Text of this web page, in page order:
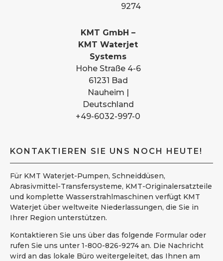
9274
KMT GmbH –
KMT Waterjet
Systems
Hohe Straße 4-6
61231 Bad
Nauheim |
Deutschland
+49-6032-997-0
KONTAKTIEREN SIE UNS NOCH HEUTE!
Für KMT Waterjet-Pumpen, Schneiddüsen,
Abrasivmittel-Transfersysteme, KMT-Originalersatzteile
und komplette Wasserstrahlmaschinen verfügt KMT
Waterjet über weltweite Niederlassungen, die Sie in
Ihrer Region unterstützen.
Kontaktieren Sie uns über das folgende Formular oder
rufen Sie uns unter 1-800-826-9274 an. Die Nachricht
wird an das lokale Büro weitergeleitet, das Ihnen am